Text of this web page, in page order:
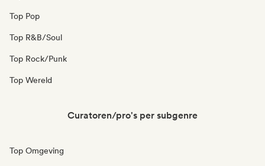
Top Pop
Top R&B/Soul
Top Rock/Punk
Top Wereld
Curatoren/pro's per subgenre
Top Omgeving